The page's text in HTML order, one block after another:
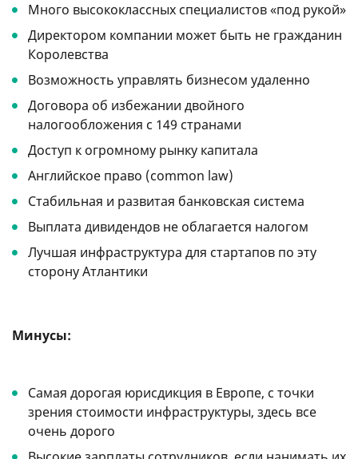
Много высококлассных специалистов «под рукой»
Директором компании может быть не гражданин
Королевства
Возможность управлять бизнесом удаленно
Договора об избежании двойного
налогообложения с 149 странами
Доступ к огромному рынку капитала
Английское право (common law)
Стабильная и развитая банковская система
Выплата дивидендов не облагается налогом
Лучшая инфраструктура для стартапов по эту
сторону Атлантики
Минусы:
Самая дорогая юрисдикция в Европе, с точки
зрения стоимости инфраструктуры, здесь все
очень дорого